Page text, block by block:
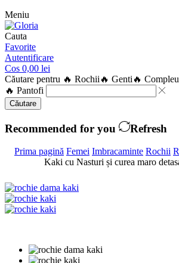
Meniu
Cauta
Favorite
Autentificare
Cos 0,00 lei
Căutare pentru 🔥 Rochii 🔥 Genti 🔥
🔥 Pantofi
Căutare
Recommended for you Refresh
Prima pagină Femei Imbracaminte Rochii
Kaki cu Nasturi și curea maro